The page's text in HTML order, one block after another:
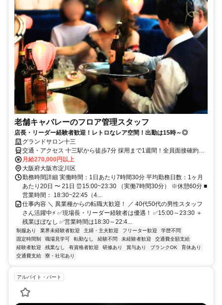
老舗キャバレーのフロア管理スタッフ
店長・リーダー経験者歓迎！レトロなレア空間！出勤は15時～◎
グランドサロン十三
交通・アクセス 十三駅から徒歩7分 採用まで1週間！全員面接確約！
残業ほとんどなし
月給270,000円以上
大阪府大阪市淀川区
勤務時間詳細 実働時間：1日あたり7時間30分 平均勤務日数：1ヶ月
あたり20日 〜 21日 ⏰15:00~23:30 （実働7時間30分） ※休憩60分 ■
営業時間： 18:30~22:45（4...
仕事内容 ＼ 異業種からの転職大歓迎！ ／ 40代50代の男性スタッフ
さん活躍中⚡ ✅現場長・リーダー経験者は優遇！ ✅15:00～23:30 ＋
残業ほぼなし ✅営業時間は18:30～22:4...
制服あり 業界未経験者歓迎 主婦・主夫歓迎 フリーター歓迎
学歴不問
固定時間制
職場見学可 転勤なし 経験不問 未経験者歓迎
交通費全額支給
経験者歓迎
残業なし 有資格者歓迎 研修あり 賞与あり ブランクOK
育休あり
交通費支給
寮・社宅あり
アルバイト・パート